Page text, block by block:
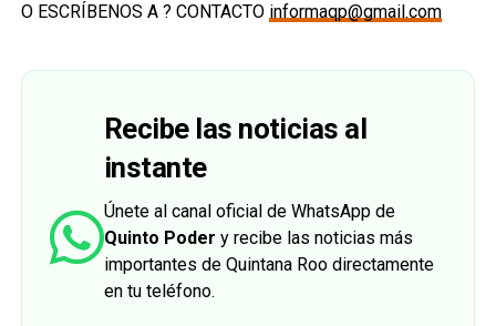
O ESCRÍBENOS A ? CONTACTO informaqp@gmail.com
Recibe las noticias al
instante
Únete al canal oficial de WhatsApp de
Quinto Poder y recibe las noticias más
importantes de Quintana Roo directamente
en tu teléfono.